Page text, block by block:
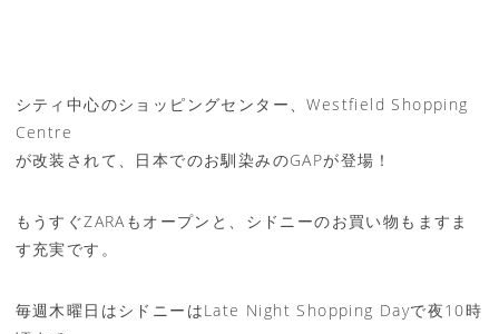
シティ中心のショッピングセンター、Westfield Shopping
Centre
が改装されて、日本でのお馴染みのGAPが登場！
もうすぐZARAもオープンと、シドニーのお買い物もますま
す充実です。
毎週木曜日はシドニーはLate Night Shopping Dayで夜10時